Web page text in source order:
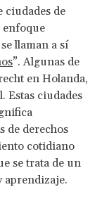
ciudades de
llaman a sí
”. Algunas de
en Holanda,
Estas ciudades
de derechos
cotidiano
se trata de un
aprendizaje.